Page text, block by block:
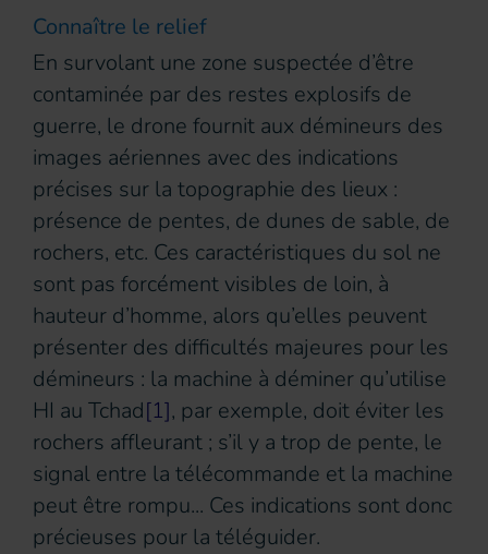
Connaître le relief
En survolant une zone suspectée d’être
contaminée par des restes explosifs de
guerre, le drone fournit aux démineurs des
images aériennes avec des indications
précises sur la topographie des lieux :
présence de pentes, de dunes de sable, de
rochers, etc. Ces caractéristiques du sol ne
sont pas forcément visibles de loin, à
hauteur d’homme, alors qu’elles peuvent
présenter des difficultés majeures pour les
démineurs : la machine à déminer qu’utilise
HI au Tchad[1], par exemple, doit éviter les
rochers affleurant ; s’il y a trop de pente, le
signal entre la télécommande et la machine
peut être rompu... Ces indications sont donc
précieuses pour la téléguider.